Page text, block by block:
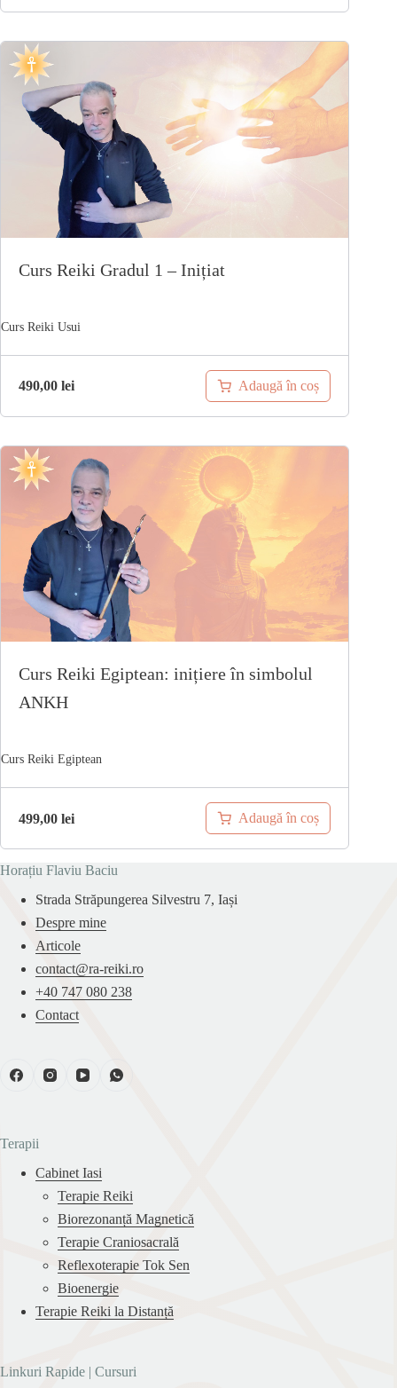
Curs Reiki Gradul 1 – Inițiat
490,00 lei Adaugă în coș
Curs Reiki Egiptean: inițiere în simbolul
ANKH
499,00 lei Adaugă în coș
Horațiu Flaviu Baciu
Strada Străpungerea Silvestru 7, Iași
Despre mine
Articole
contact@ra-reiki.ro
+40 747 080 238
Contact
Terapii
Cabinet Iasi
Terapie Reiki
Biorezonanță Magnetică
Terapie Craniosacrală
Reflexoterapie Tok Sen
Bioenergie
Terapie Reiki la Distanță
Linkuri Rapide | Cursuri